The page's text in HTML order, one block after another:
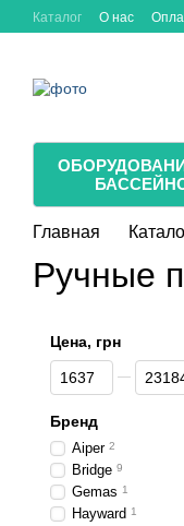
Перейти к основному
Каталог О нас
Главная
Ручные
Цена, грн
От Цена, грн
До Цена, грн
Бренд
Aiper 2
Bridge 9
Gemas 1
Hayward 1